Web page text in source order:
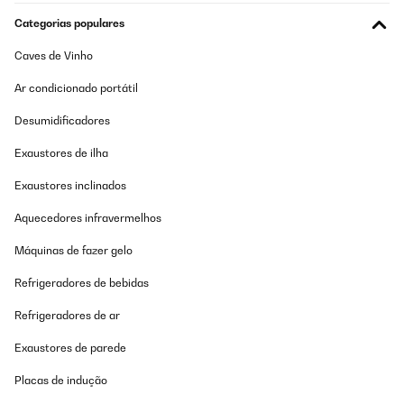
Amazon-Benutzer
Amazon-Benutzer
alles ok und echtes SoftEis
Amazon-Benutzer
Traduzir
Categorias populares
Caves de Vinho
Ar condicionado portátil
Desumidificadores
Exaustores de ilha
Exaustores inclinados
Aquecedores infravermelhos
Máquinas de fazer gelo
Refrigeradores de bebidas
Refrigeradores de ar
Exaustores de parede
Placas de indução